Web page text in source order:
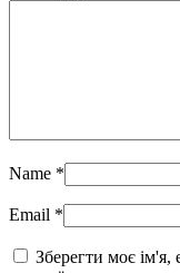
Name *
Email *
Зберегти моє ім'я,